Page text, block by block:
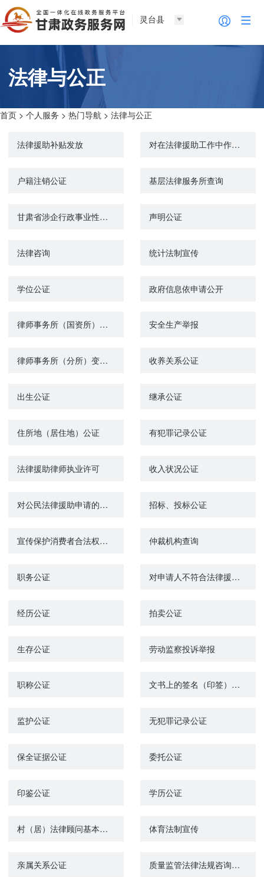
灵台县
法律与公正
首页 > 个人服务 > 热门导航 > 法律与公正
法律援助补贴发放 对在法律援助工作中作出突出贡献的组织和个人进行表彰奖励
户籍注销公证 基层法律服务所查询
甘肃省涉企行政事业性收费目录清单（公安部门） 声明公证
法律咨询 统计法制宣传
学位公证 政府信息依申请公开
律师事务所（国资所）变更许可 安全生产举报
律师事务所（分所）变更许可 收养关系公证
出生公证 继承公证
住所地（居住地）公证 有犯罪记录公证
法律援助律师执业许可 收入状况公证
对公民法律援助申请的审批 招标、投标公证
宣传保护消费者合法权益的法律法规，向消费者提供消费信息和法律、咨询服务 仲裁机构查询
职务公证 对申请人不符合法律援助机构作出的不符合法律援助条件的通知的异议审查
经历公证 拍卖公证
生存公证 劳动监察投诉举报
职称公证 文书上的签名（印签）公证
监护公证 无犯罪记录公证
保全证据公证 委托公证
印鉴公证 学历公证
村（居）法律顾问基本信息查询 体育法制宣传
亲属关系公证 质量监管法律法规咨询服务